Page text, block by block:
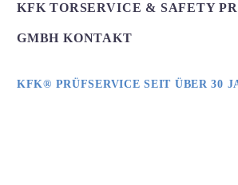
KFK TORSERVICE & SAFETY
GMBH KONTAKT
KFK® PRÜFSERVICE SEIT ÜBER 30